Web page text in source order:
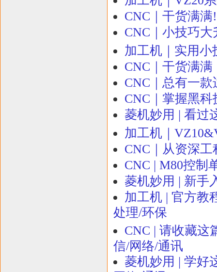
CNC｜干货满
CNC｜小技巧
加工机｜实用
CNC｜干货满
CNC｜总有一
CNC｜掌握黑
菱机妙用 | 看过
加工机｜
CNC｜从资深
CNC | M80控制
菱机妙用 | 新手
加工机 | 官方教
处理/环保
CNC | 请收藏这
信/网络/通讯
菱机妙用 | 学好